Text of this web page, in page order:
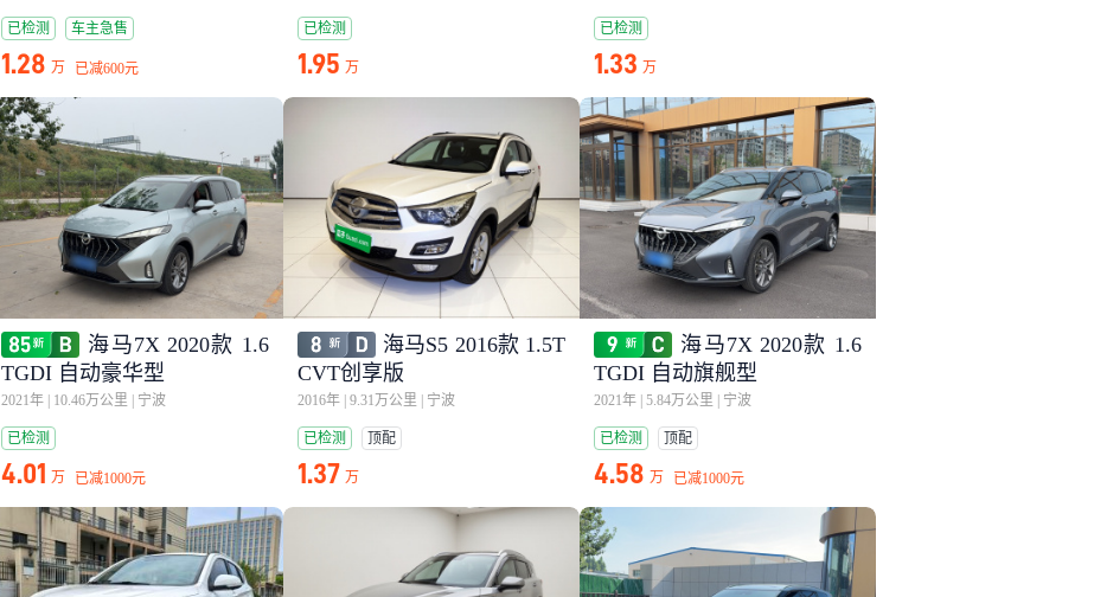
已检测 车主急售
1.28 万 已减600元
已检测
1.95 万
已检测
1.33 万
海马7X 2020款 1.6
TGDI 自动豪华型
2021年 10.46万公里 宁波
已检测
4.01 万 已减1000元
海马S5 2016款 1.5T
CVT创享版
2016年 9.31万公里 宁波
已检测 顶配
1.37 万
海马7X 2020款 1.6
TGDI 自动旗舰型
2021年 5.84万公里 宁波
已检测 顶配
4.58 万 已减1000元